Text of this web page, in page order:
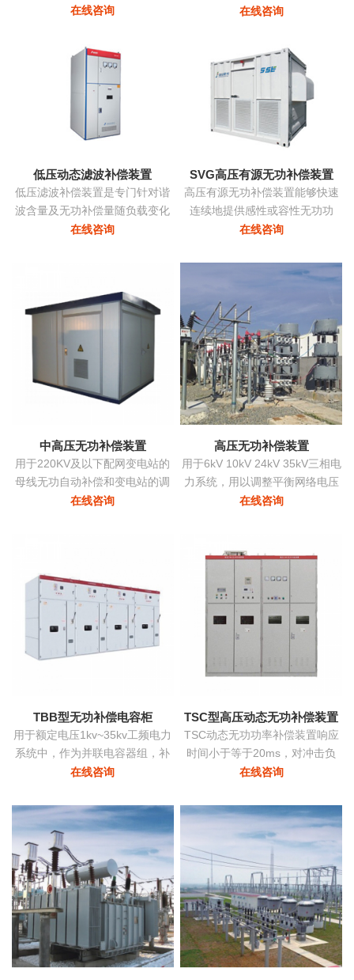
偿）模块两部分，共同承担无功
分和无源部分均由同一控制器控
制。无源部分包括多组单调谐支
路，主要动态调节无功并抑制特
征次谐波电流。有源滤波模块动
偿...
在线咨询
数始终保持在最佳点，同时采用
合，组装维护极为方便且可以进
行随意的扩展，性价比非常高...
在线咨询
低压动态滤波补偿装置
低压滤波补偿装置是专门针对谐
波含量及无功补偿量随负载变化
的负载而设计，该装置根据负载
最佳点...
在线咨询
SVG高压有源无功补偿装置
高压有源无功补偿装置能够快速
连续地提供感性或容性无功功
率，实现考核点的恒定无功、恒
定、高效、优质地运行。在配电
网中将中小容量的ZRSVG装置安
装在某些特殊（如电弧炉）负荷
附近，可克服负荷三相不平衡、
提高功率因数、消除电压闪变和
电压波动、抑制谐波污染等并显
著改善电能质量...
在线咨询
中高压无功补偿装置
用于220KV及以下配网变电站的
母线无功自动补偿和变电站的调
压
在线咨询
高压无功补偿装置
用于6kV 10kV 24kV 35kV三相电
力系统，用以调整平衡网络电压
提高功率因数降低损耗提高供电
在线咨询
TBB型无功补偿电容柜
用于额定电压1kv~35kv工频电力
系统中，作为并联电容器组，补
偿系统中的感性无功，用以提高
量
在线咨询
TSC型高压动态无功补偿装置
TSC动态无功功率补偿装置响应
时间小于等于20ms，对冲击负
荷、时变负荷能够实时监测、动
以上的目标，具有动态补偿无功
在线咨询